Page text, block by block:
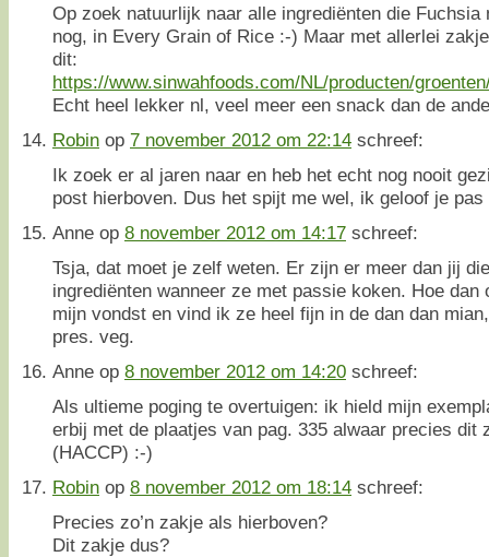
Op zoek natuurlijk naar alle ingrediënten die Fuchsia
nog, in Every Grain of Rice :-) Maar met allerlei
dit:
https://www.sinwahfoods.com/NL/producten/
Echt heel lekker nl, veel meer een snack dan de
Robin op 7 november 2012 om 22:14 schreef:
Ik zoek er al jaren naar en heb het echt nog nooit
post hierboven. Dus het spijt me wel, ik geloof je
Anne op 8 november 2012 om 14:17 schreef:
Tsja, dat moet je zelf weten. Er zijn er meer dan jij
ingrediënten wanneer ze met passie koken. Hoe
mijn vondst en vind ik ze heel fijn in de dan dan
pres. veg.
Anne op 8 november 2012 om 14:20 schreef:
Als ultieme poging te overtuigen: ik hield mijn
erbij met de plaatjes van pag. 335 alwaar precies dit
(HACCP) :-)
Robin op 8 november 2012 om 18:14 schreef:
Precies zo’n zakje als hierboven?
Dit zakje dus?